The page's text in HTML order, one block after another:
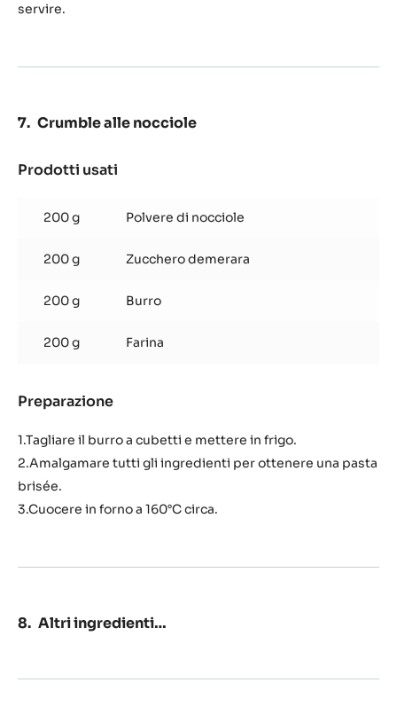
servire.
Crumble alle nocciole
Prodotti usati
alle
nocciole
200 g Polvere di nocciole
200 g Zucchero demerara
200 g Burro
200 g Farina
Preparazione
alle
nocciole
1.Tagliare il burro a cubetti e mettere in frigo.
2.Amalgamare tutti gli ingredienti per ottenere una pasta
brisée.
3.Cuocere in forno a 160°C circa.
Altri ingredienti…